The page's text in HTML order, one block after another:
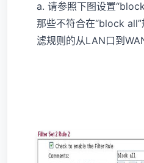
a. 请参照下图设置
那些不符合在“block
滤规则的从LAN口到